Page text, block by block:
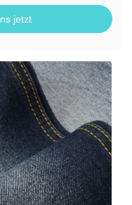
jetzt